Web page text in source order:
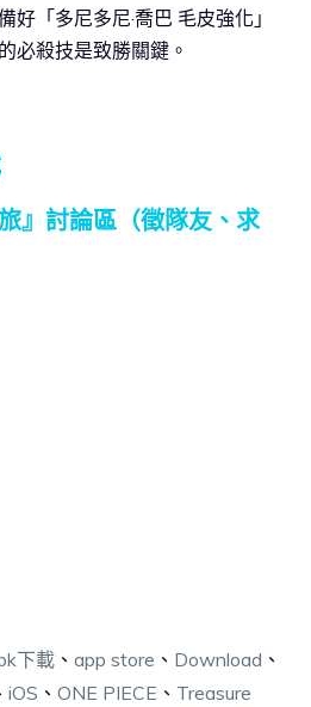
好「多尼多尼·喬巴 毛皮強化」
必殺技是致勝關鍵。
』討論區（徵隊友、求
下載、 app store 、 Download 、
iOS 、 ONE PIECE 、 Treasure